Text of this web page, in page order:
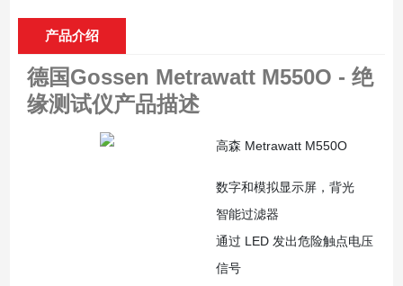
产品介绍
德国Gossen Metrawatt M550O - 绝
缘测试仪产品描述
高森 Metrawatt M550O
数字和模拟显示屏，背光
智能过滤器
通过 LED 发出危险触点电压
信号